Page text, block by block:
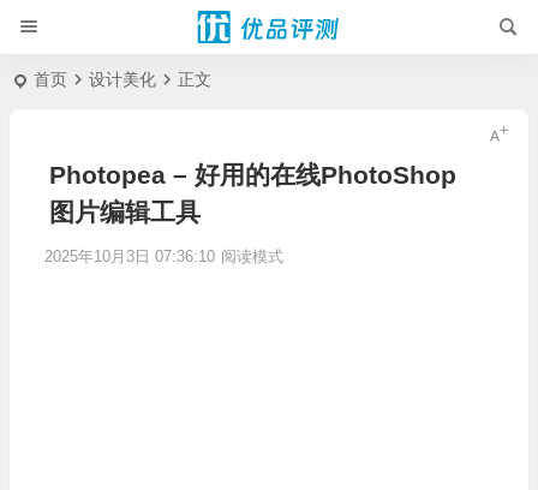
首页 设计美化 正文
Photopea – 好用的在线PhotoShop
图片编辑工具
2025年10月3日 07:36:10 阅读模式